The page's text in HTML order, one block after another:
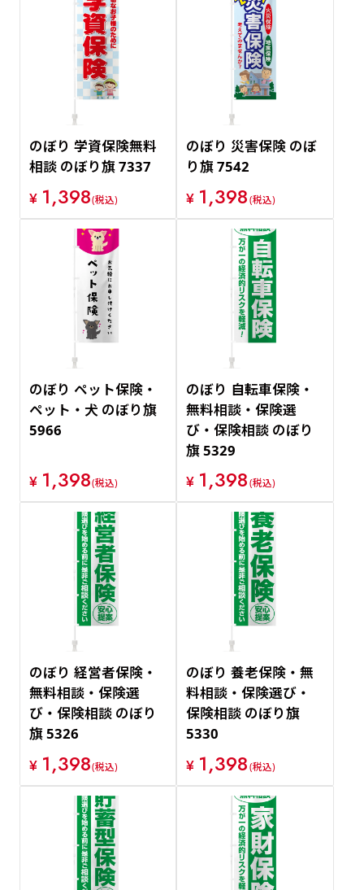
のぼり 学資保険無料
相談 のぼり旗 7337
¥ 1,398(税込)
のぼり 災害保険 のぼ
り旗 7542
¥ 1,398(税込)
のぼり ペット保険・
ペット・犬 のぼり旗
5966
¥ 1,398(税込)
のぼり 自転車保険・
無料相談・保険選
び・保険相談 のぼり
旗 5329
¥ 1,398(税込)
のぼり 経営者保険・
無料相談・保険選
び・保険相談 のぼり
旗 5326
¥ 1,398(税込)
のぼり 養老保険・無
料相談・保険選び・
保険相談 のぼり旗
5330
¥ 1,398(税込)